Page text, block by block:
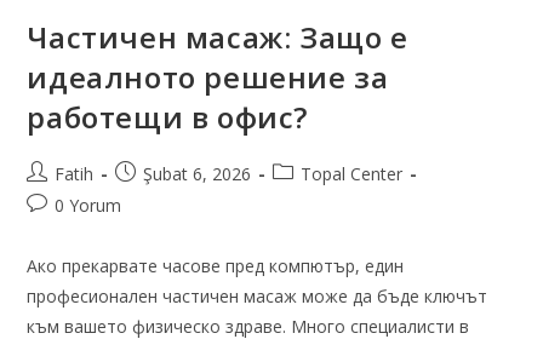
Частичен масаж: Защо е
идеалното решение за
работещи в офис?
Fatih Şubat 6, 2026
Topal Center
0 Yorum
Ако прекарвате часове пред компютър, един
професионален частичен масаж може да бъде ключът
към вашето физическо здраве. Много специалисти в